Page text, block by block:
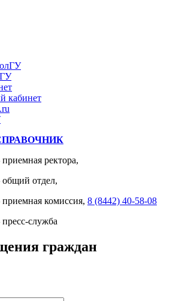
кабинет
ректора,
отдел,
комиссия, 8 (8442) 40-58-08
служба
граждан